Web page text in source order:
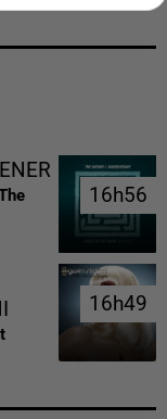
16h56
16h56
16h49
16h49